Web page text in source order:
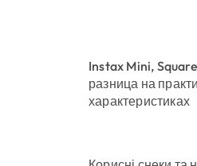
Instax Mini,
разница на
характеристиках